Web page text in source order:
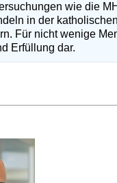
wie die
in der
Für nicht wenige
Erfüllung dar.